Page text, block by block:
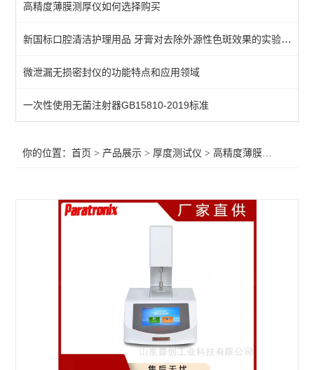
高精度薄膜测厚仪
自动薄膜厚度测量仪
纸张/纸板厚度测试仪
锂电池极片测厚仪
查看全部 >>
高精度薄膜测厚仪如何选择购买
新国标口腔清洁护理用品 牙膏对去除外源性色斑效果的实验室测试方法
微泄漏无损密封仪的功能特点和应用领域
一次性使用无菌注射器GB15810-2019标准
你的位置：首页 > 产品展示 > 厚度测试仪 > 高精度薄膜测厚仪